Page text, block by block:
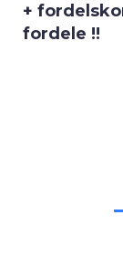
+
fordele !!